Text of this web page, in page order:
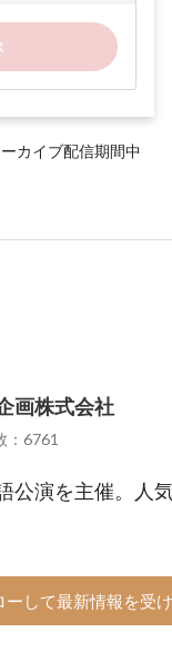
カイブ配信期間中
画株式会社
：6761
公演を主催。人
ーして最新情報を受